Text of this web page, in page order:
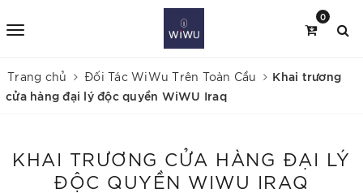
0
Trang chủ Đối Tác WiWu Trên Toàn Cầu
Khai trương
cửa hàng đại lý độc quyền WiWU Iraq
KHAI TRƯƠNG CỬA HÀNG ĐẠI LÝ
ĐỘC QUYỀN WIWU IRAQ